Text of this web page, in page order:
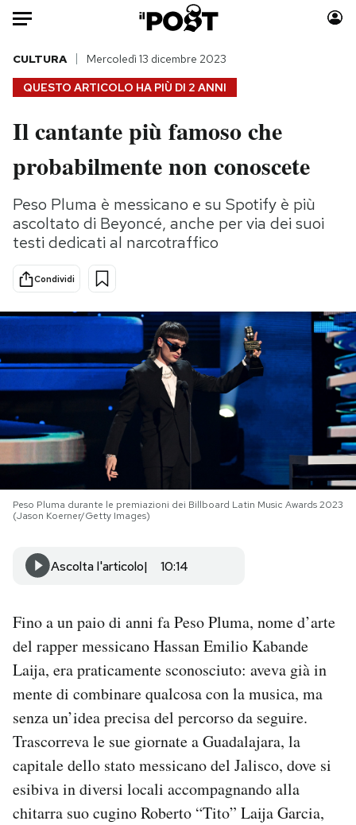
Auto
HOME
Italia
Politica
Tecnologia
Internet
Scienza
Cultura
Economia
Sport
Moda
Consumismi
Storie/Idee
Ok Boomer!
Media
Mondiali calcio 2026
PODCAST
NEWSLETTER
I MIEI PREFERITI
AREA PERSONALE
Area Personale
Newsletter
Notifiche mobile
Regala il Post
Hai bisogno di aiuto?
Esci
QUESTO ARTICOLO HA PIÙ DI 2 ANNI
CULTURA Mercoledì 13 dicembre 2023
Il cantante più famoso che
probabilmente non conoscete
Peso Pluma è messicano e su Spotify è più
ascoltato di Beyoncé, anche per via dei suoi
testi dedicati al narcotraffico
Condividi
Peso Pluma durante le premiazioni dei Billboard Latin Music Awards 2023
(Jason Koerner/Getty Images)
Ascolta l'articolo 10:14
Fino a un paio di anni fa Peso Pluma, nome d’arte
del rapper messicano Hassan Emilio Kabande
Laija, era praticamente sconosciuto: aveva già in
mente di combinare qualcosa con la musica, ma
senza un’idea precisa del percorso da seguire.
Trascorreva le sue giornate a Guadalajara, la
capitale dello stato messicano del Jalisco, dove si
esibiva in diversi locali accompagnando alla
chitarra suo cugino Roberto “Tito” Laija Garcia,